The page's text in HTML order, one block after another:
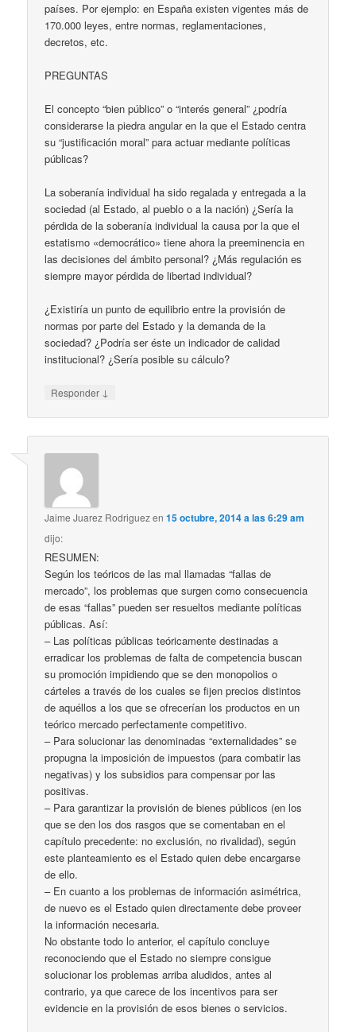
países. Por ejemplo: en España existen vigentes más de
170.000 leyes, entre normas, reglamentaciones,
decretos, etc.
PREGUNTAS
El concepto “bien público” o “interés general” ¿podría
considerarse la piedra angular en la que el Estado centra
su “justificación moral” para actuar mediante políticas
públicas?
La soberanía individual ha sido regalada y entregada a la
sociedad (al Estado, al pueblo o a la nación) ¿Sería la
pérdida de la soberanía individual la causa por la que el
estatismo «democrático» tiene ahora la preeminencia en
las decisiones del ámbito personal? ¿Más regulación es
siempre mayor pérdida de libertad individual?
¿Existiría un punto de equilibrio entre la provisión de
normas por parte del Estado y la demanda de la
sociedad? ¿Podría ser éste un indicador de calidad
institucional? ¿Sería posible su cálculo?
Responder ↓
Jaime Juarez Rodriguezen15 octubre, 2014 a las 6:29 am
dijo:
RESUMEN:
Según los teóricos de las mal llamadas “fallas de
mercado”, los problemas que surgen como consecuencia
de esas “fallas” pueden ser resueltos mediante políticas
públicas. Así:
– Las políticas públicas teóricamente destinadas a
erradicar los problemas de falta de competencia buscan
su promoción impidiendo que se den monopolios o
cárteles a través de los cuales se fijen precios distintos
de aquéllos a los que se ofrecerían los productos en un
teórico mercado perfectamente competitivo.
– Para solucionar las denominadas “externalidades” se
propugna la imposición de impuestos (para combatir las
negativas) y los subsidios para compensar por las
positivas.
– Para garantizar la provisión de bienes públicos (en los
que se den los dos rasgos que se comentaban en el
capítulo precedente: no exclusión, no rivalidad), según
este planteamiento es el Estado quien debe encargarse
de ello.
– En cuanto a los problemas de información asimétrica,
de nuevo es el Estado quien directamente debe proveer
la información necesaria.
No obstante todo lo anterior, el capítulo concluye
reconociendo que el Estado no siempre consigue
solucionar los problemas arriba aludidos, antes al
contrario, ya que carece de los incentivos para ser
evidencie en la provisión de esos bienes o servicios.